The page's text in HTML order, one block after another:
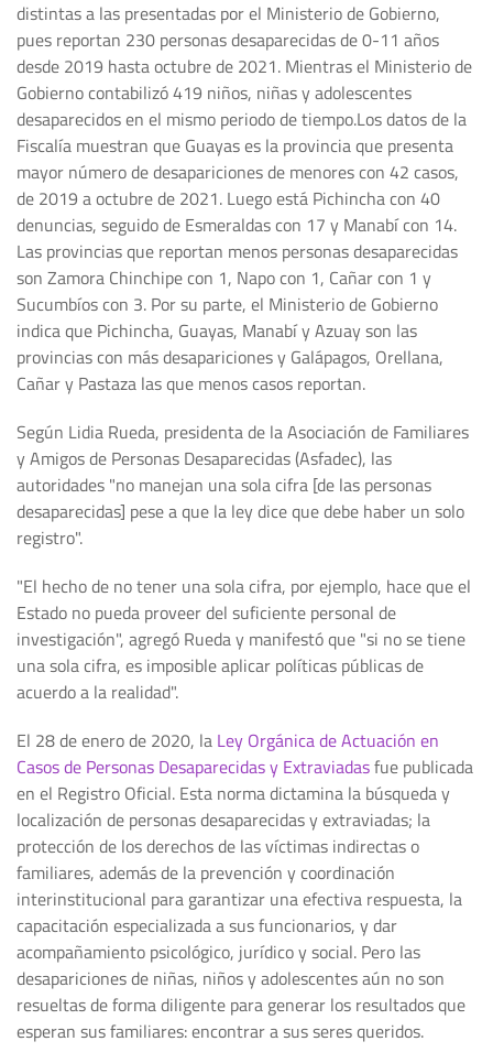
distintas a las presentadas por el Ministerio de Gobierno,
pues reportan 230 personas desaparecidas de 0-11 años
desde 2019 hasta octubre de 2021. Mientras el Ministerio de
Gobierno contabilizó 419 niños, niñas y adolescentes
desaparecidos en el mismo periodo de tiempo.Los datos de la
Fiscalía muestran que Guayas es la provincia que presenta
mayor número de desapariciones de menores con 42 casos,
de 2019 a octubre de 2021. Luego está Pichincha con 40
denuncias, seguido de Esmeraldas con 17 y Manabí con 14.
Las provincias que reportan menos personas desaparecidas
son Zamora Chinchipe con 1, Napo con 1, Cañar con 1 y
Sucumbíos con 3. Por su parte, el Ministerio de Gobierno
indica que Pichincha, Guayas, Manabí y Azuay son las
provincias con más desapariciones y Galápagos, Orellana,
Cañar y Pastaza las que menos casos reportan.
Según Lidia Rueda, presidenta de la Asociación de Familiares
y Amigos de Personas Desaparecidas (Asfadec), las
autoridades "no manejan una sola cifra [de las personas
desaparecidas] pese a que la ley dice que debe haber un solo
registro".
"El hecho de no tener una sola cifra, por ejemplo, hace que el
Estado no pueda proveer del suficiente personal de
investigación", agregó Rueda y manifestó que "si no se tiene
una sola cifra, es imposible aplicar políticas públicas de
acuerdo a la realidad".
El 28 de enero de 2020, la Ley Orgánica de Actuación en
Casos de Personas Desaparecidas y Extraviadasfue publicada
en el Registro Oficial. Esta norma dictamina la búsqueda y
localización de personas desaparecidas y extraviadas; la
protección de los derechos de las víctimas indirectas o
familiares, además de la prevención y coordinación
interinstitucional para garantizar una efectiva respuesta, la
capacitación especializada a sus funcionarios, y dar
acompañamiento psicológico, jurídico y social. Pero las
desapariciones de niñas, niños y adolescentes aún no son
resueltas de forma diligente para generar los resultados que
esperan sus familiares: encontrar a sus seres queridos.